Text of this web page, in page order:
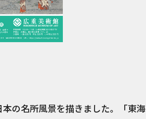
の名所風景を描きました。「東海